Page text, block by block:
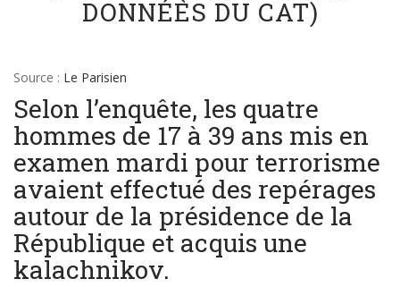
DONNÉES DU CAT)
Source : Le Parisien
Selon l’enquête, les quatre
hommes de 17 à 39 ans mis en
examen mardi pour terrorisme
avaient effectué des repérages
autour de la présidence de la
République et acquis une
kalachnikov.